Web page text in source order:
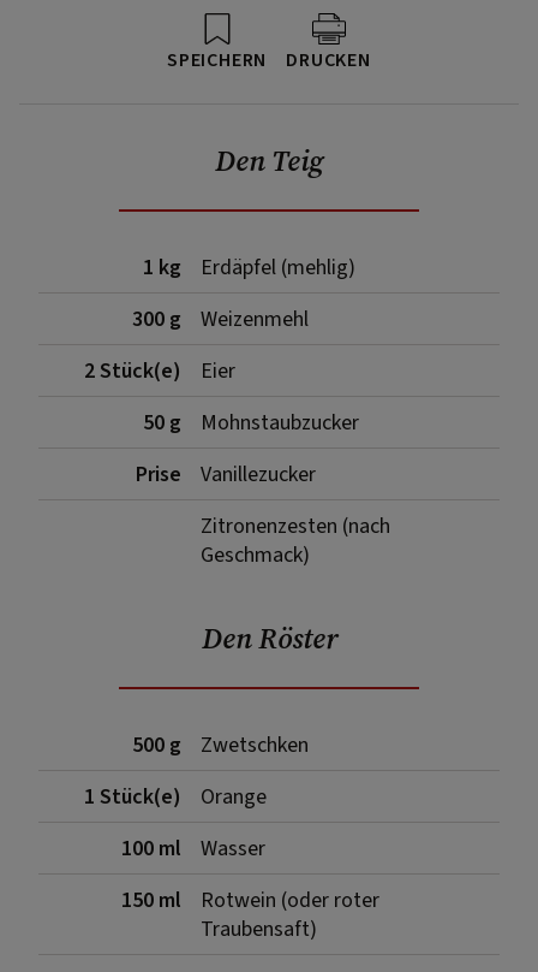
SPEICHERN DRUCKEN
Den Teig
1 kg
Erdäpfel (mehlig)
300 g
Weizenmehl
2 Stück(e)
Eier
50 g
Mohnstaubzucker
Prise
Vanillezucker
Zitronenzesten (nach
Geschmack)
Den Röster
500 g
Zwetschken
1 Stück(e)
Orange
100 ml
Wasser
150 ml
Rotwein (oder roter
Traubensaft)